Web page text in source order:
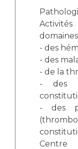
Vos
La Commission
Les Comités
Le projet des
Qualité
Nos indicateurs
Fournisseurs
Rôles et missions
Liste des
Documents
- des
- des
- de la
- des
- des